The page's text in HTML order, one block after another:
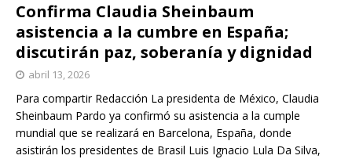
Confirma Claudia Sheinbaum
asistencia a la cumbre en España;
discutirán paz, soberanía y dignidad
abril 13, 2026
Para compartir Redacción La presidenta de México, Claudia
Sheinbaum Pardo ya confirmó su asistencia a la cumple
mundial que se realizará en Barcelona, España, donde
asistirán los presidentes de Brasil Luis Ignacio Lula Da Silva,